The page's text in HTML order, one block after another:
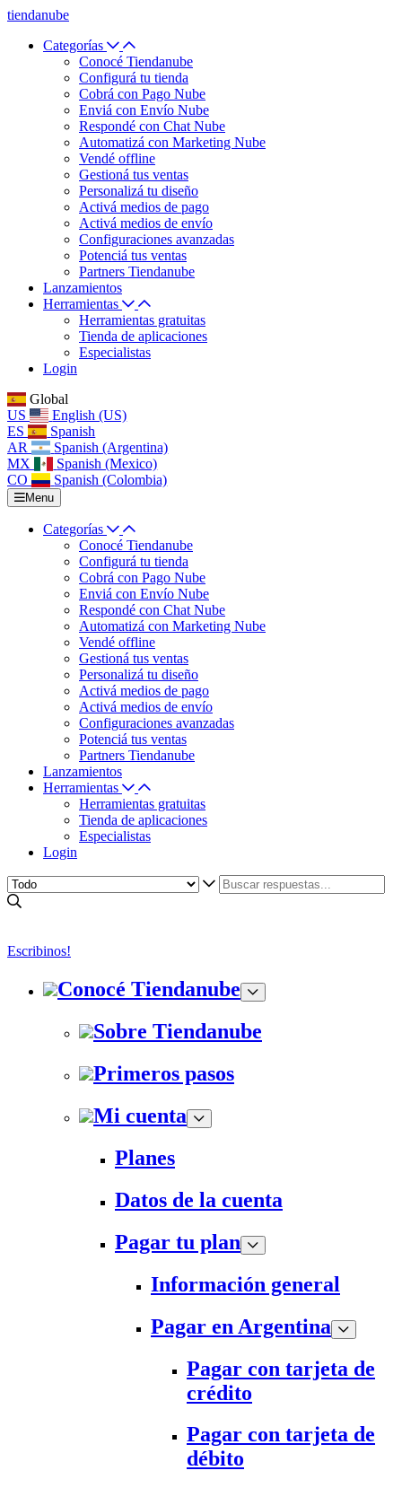
tiendanube
Categorías
Conocé Tiendanube
Configurá tu tienda
Cobrá con Pago Nube
Enviá con Envío Nube
Respondé con Chat Nube
Automatizá con Marketing Nube
Vendé offline
Gestioná tus ventas
Personalizá tu diseño
Activá medios de pago
Activá medios de envío
Configuraciones avanzadas
Potenciá tus ventas
Partners Tiendanube
Lanzamientos
Herramientas
Herramientas gratuitas
Tienda de aplicaciones
Especialistas
Login
Global
US
English (US)
ES
Spanish
AR
Spanish (Argentina)
MX
Spanish (Mexico)
CO
Spanish (Colombia)
Menu
Categorías
Conocé Tiendanube
Configurá tu tienda
Cobrá con Pago Nube
Enviá con Envío Nube
Respondé con Chat Nube
Automatizá con Marketing Nube
Vendé offline
Gestioná tus ventas
Personalizá tu diseño
Activá medios de pago
Activá medios de envío
Configuraciones avanzadas
Potenciá tus ventas
Partners Tiendanube
Lanzamientos
Herramientas
Herramientas gratuitas
Tienda de aplicaciones
Especialistas
Login
Escribinos!
Conocé Tiendanube
Sobre Tiendanube
Primeros pasos
Mi cuenta
Planes
Datos de la cuenta
Pagar tu plan
Información general
Pagar en Argentina
Pagar con tarjeta de
crédito
Pagar con tarjeta de
débito